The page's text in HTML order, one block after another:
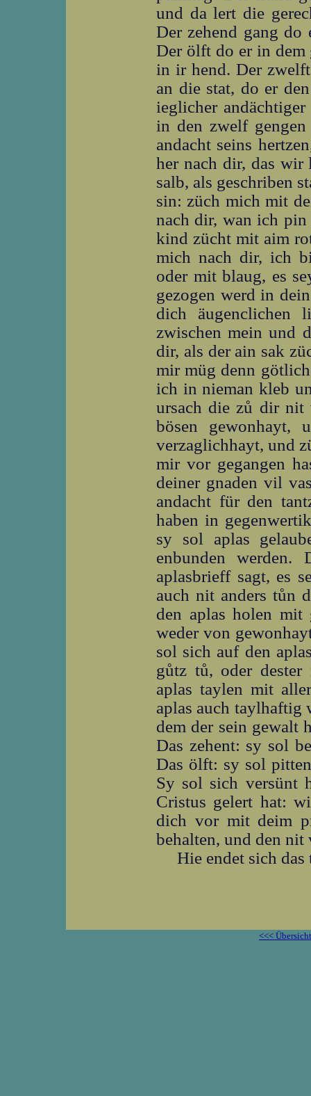
und da lert die
Der zehend gang do
Der ölft do er in dem
in ir hend. Der
an die stat, do er
ieglicher
in den zwelf
andacht seins
her nach dir, das wir
salb, als geschriben
sin: züch mich mit
nach dir, wan ich
kind zücht mit aim
mich nach dir, ich
oder mit blaug, es
gezogen werd in
dich äugenclichen
zwischen mein und
dir, als der ain sak
mir müg denn
ich in nieman kleb
ursach die zů dir nit
bösen
verzaglichhayt, und
mir vor gegangen
deiner gnaden vil
andacht für den
haben in
sy sol aplas
enbunden
aplasbrieff sagt, es
auch nit anders tůn
den aplas holen mit
weder von
sol sich auf den
gůtz tů, oder
aplas taylen mit
aplas auch taylhaftig
dem der sein gewalt
Das zehent: sy sol
Das ölft: sy sol
Sy sol sich versünt
Cristus gelert hat:
dich vor mit deim
behalten, und den nit
Hie endet sich das
<<< Übersicht